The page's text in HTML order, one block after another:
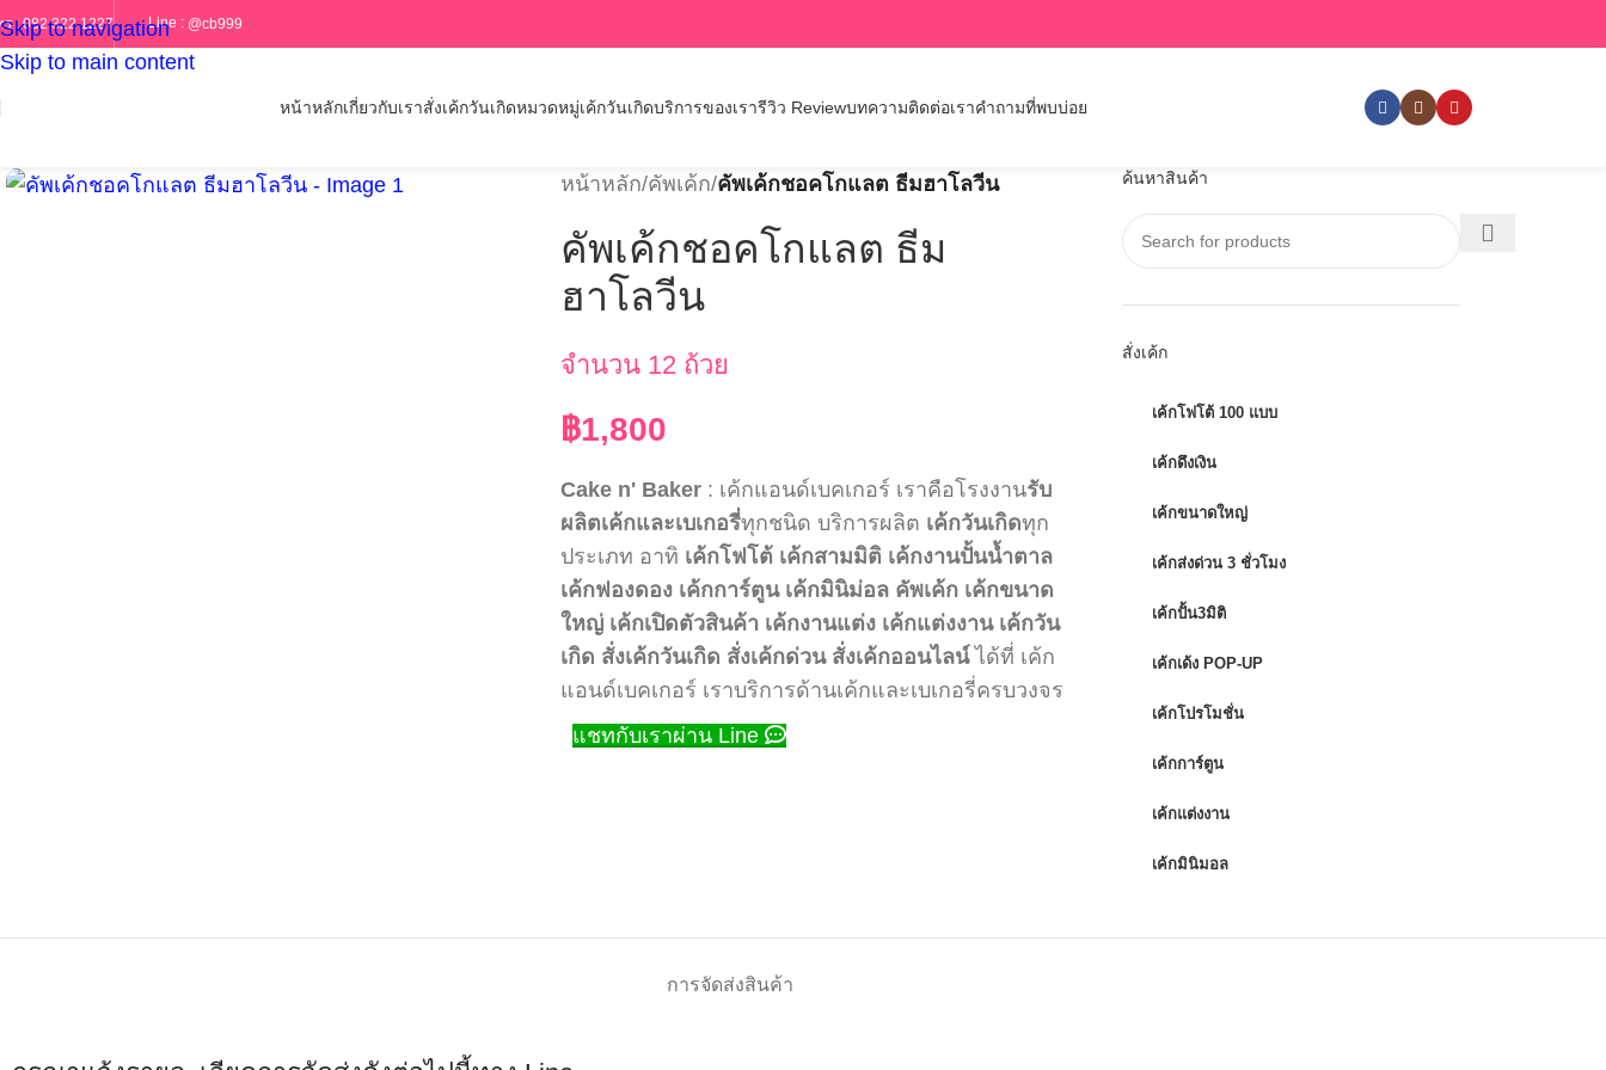
Skip to navigation
Skip to main content
ร : 082 322 1227 Line : @cb999
หน้าหลักเกี่ยวกับเราสั่งเค้กวันเกิดหมวดหมู่เค้กวันเกิดบริการของเรารีวิว Reviewบทความติดต่อเราคำถามที่พบบ่อย
หน้าหลัก/คัพเค้ก/คัพเค้กชอคโกแลต ธีมฮาโลวีน
คัพเค้กชอคโกแลต ธีม
ฮาโลวีน
จำนวน 12 ถ้วย
฿1,800
Cake n' Baker : เค้กแอนด์เบคเกอร์ เราคือโรงงานรับ
ผลิตเค้กและเบเกอรี่ทุกชนิด บริการผลิต เค้กวันเกิดทุก
ประเภท อาทิ เค้กโฟโต้ เค้กสามมิติ เค้กงานปั้นน้ำตาล
เค้กฟองดอง เค้กการ์ตูน เค้กมินิม่อล คัพเค้ก เค้กขนาด
ใหญ่ เค้กเปิดตัวสินค้า เค้กงานแต่ง เค้กแต่งงาน เค้กวัน
เกิด สั่งเค้กวันเกิด สั่งเค้กด่วน สั่งเค้กออนไลน์ได้ที่ เค้ก
แอนด์เบคเกอร์ เราบริการด้านเค้กและเบเกอรี่ครบวงจร
แชทกับเราผ่าน Line
ค้นหาสินค้า
สั่งเค้ก
เค้กโฟโต้ 100 แบบ
เค้กดึงเงิน
เค้กขนาดใหญ่
เค้กส่งด่วน 3 ชั่วโมง
เค้กปั้น3มิติ
เค้กเด้ง POP-UP
เค้กโปรโมชั่น
เค้กการ์ตูน
เค้กแต่งงาน
เค้กมินิมอล
การจัดส่งสินค้า